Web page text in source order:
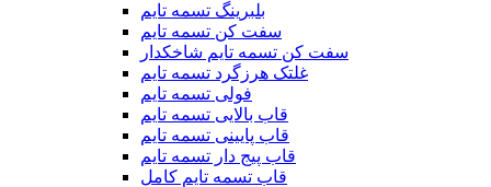
بلبرینگ تسمه تایم
سفت کن تسمه تایم
سفت کن تسمه تایم شاخکدار
غلتک هرزگرد تسمه تایم
فولی تسمه تایم
قاب بالایی تسمه تایم
قاب پایینی تسمه تایم
قاب پیج دار تسمه تایم
قاب تسمه تایم کامل